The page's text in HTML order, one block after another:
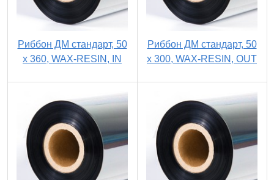
Риббон ДМ стандарт, 50
х 360, WAX-RESIN, IN
Риббон ДМ стандарт, 50
х 300, WAX-RESIN, OUT